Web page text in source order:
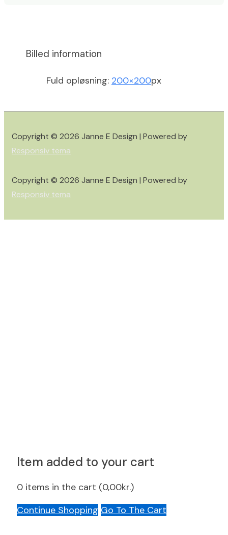
Billed information
Fuld opløsning: 200×200px
Copyright © 2026 Janne E Design | Powered by
Responsiv tema
Copyright © 2026 Janne E Design | Powered by
Responsiv tema
Item added to your cart
0 items in the cart (0,00kr.)
Continue Shopping Go To The Cart